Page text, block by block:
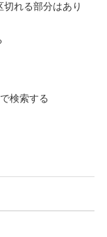
れる部分はあり
検索する